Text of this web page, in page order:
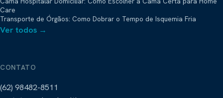
Care
Transporte de Órgãos: Como Dobrar o Tempo de Isquemia Fria
Ver todos →
CONTATO
(62) 98482-8511